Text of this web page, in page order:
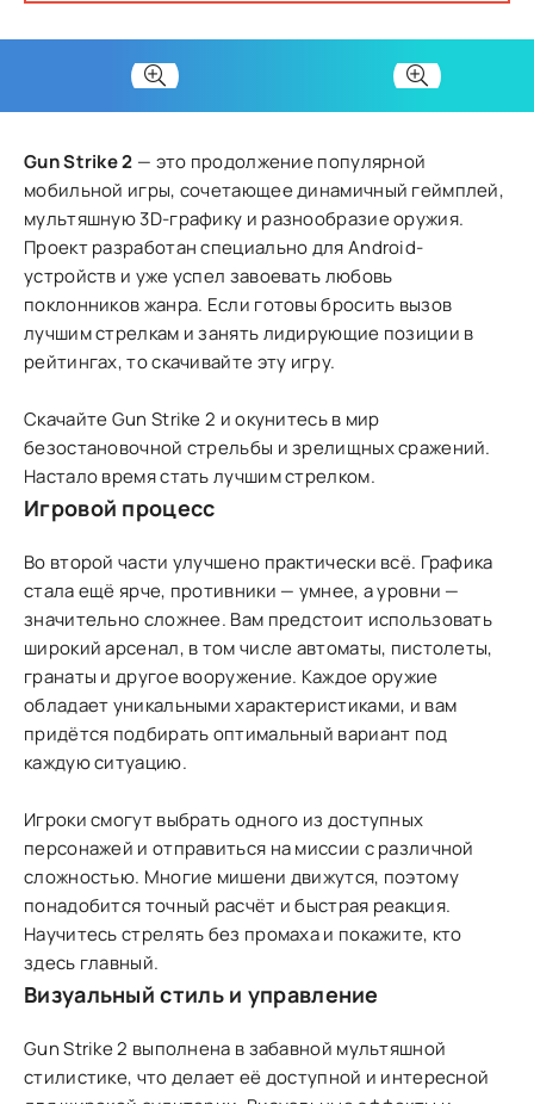
Gun Strike 2 — это продолжение популярной
мобильной игры, сочетающее динамичный геймплей,
мультяшную 3D-графику и разнообразие оружия.
Проект разработан специально для Android-
устройств и уже успел завоевать любовь
поклонников жанра. Если готовы бросить вызов
лучшим стрелкам и занять лидирующие позиции в
рейтингах, то скачивайте эту игру.
Скачайте Gun Strike 2 и окунитесь в мир
безостановочной стрельбы и зрелищных сражений.
Настало время стать лучшим стрелком.
Игровой процесс
Во второй части улучшено практически всё. Графика
стала ещё ярче, противники — умнее, а уровни —
значительно сложнее. Вам предстоит использовать
широкий арсенал, в том числе автоматы, пистолеты,
гранаты и другое вооружение. Каждое оружие
обладает уникальными характеристиками, и вам
придётся подбирать оптимальный вариант под
каждую ситуацию.
Игроки смогут выбрать одного из доступных
персонажей и отправиться на миссии с различной
сложностью. Многие мишени движутся, поэтому
понадобится точный расчёт и быстрая реакция.
Научитесь стрелять без промаха и покажите, кто
здесь главный.
Визуальный стиль и управление
Gun Strike 2 выполнена в забавной мультяшной
стилистике, что делает её доступной и интересной